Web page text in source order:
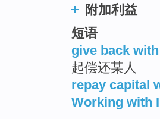
附加利益
短语
give back
起偿还某人
repay capital
Working with